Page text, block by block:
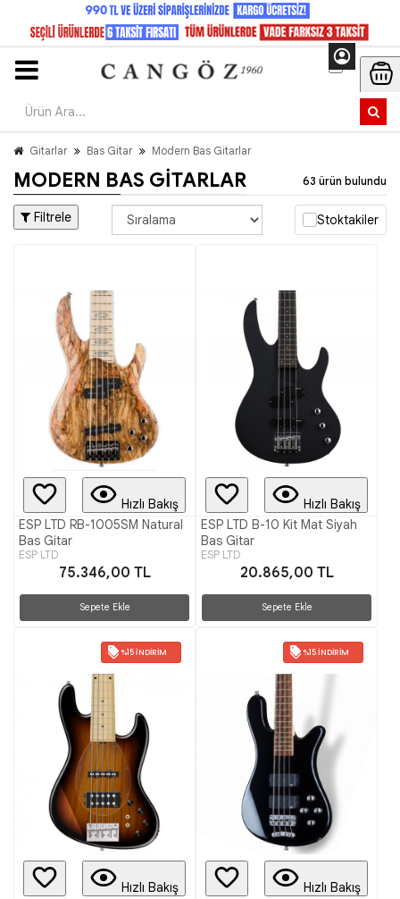
Gitarlar Bas Gitar Modern Bas Gitarlar
MODERN BAS GITARLAR 63 ürün bulundu
Filtrele Stoktakiler
Hızlı Bakış
ESP LTD RB-1005SM Natural
Bas Gitar
ESP LTD
75.346,00 TL
Sepete Ekle
Hızlı Bakış
ESP LTD B-10 Kit Mat Siyah
Bas Gitar
ESP LTD
20.865,00 TL
Sepete Ekle
%15 İNDIRIM
Hızlı Bakış
%15 İNDIRIM
Hızlı Bakış